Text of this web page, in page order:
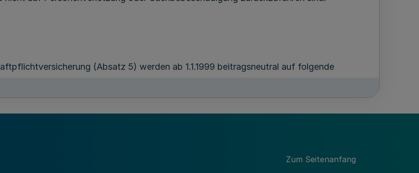
(Absatz 5) werden ab 1.1.1999 beitragsneutral auf folgende
oder Verletzung von drei oder mehr Personen
eine zweite Alternative mit erhöhten Deckungssummen eingeführt, die eine
Zum Seitenanfang